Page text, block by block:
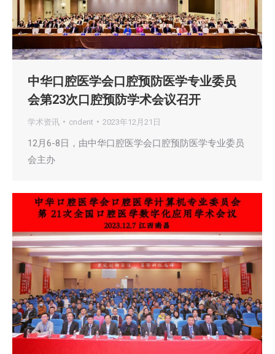
中华口腔医学会口腔预防医学专业委员
会第23次口腔预防学术会议召开
学术资讯 cndent 2023年12月21日
12月6-8日，由中华口腔医学会口腔预防医学专业委员
会主办